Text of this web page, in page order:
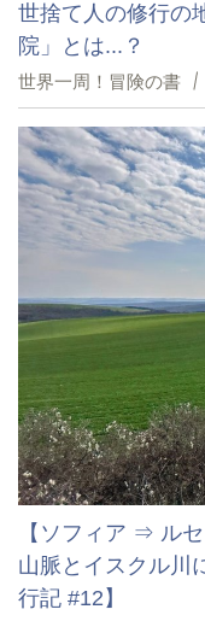
世捨て人の修行の
院」とは...？
世界一周！冒険の書
【ソフィア ⇒ ル
山脈とイスクル川
行記 #12】